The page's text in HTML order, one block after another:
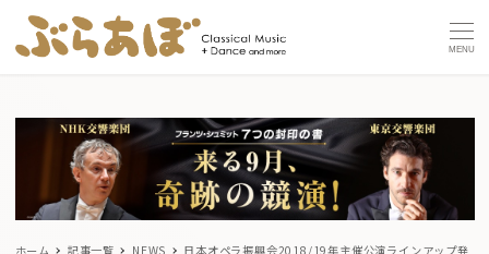
MENU
ホーム 記事一覧 NEWS
日本オペラ振興会2018/19年主催公演ラインアップ発